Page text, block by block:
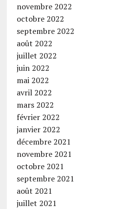
novembre 2022
octobre 2022
septembre 2022
août 2022
juillet 2022
juin 2022
mai 2022
avril 2022
mars 2022
février 2022
janvier 2022
décembre 2021
novembre 2021
octobre 2021
septembre 2021
août 2021
juillet 2021